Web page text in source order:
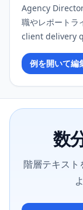
Agency
職やレポートラ
client delivery
例を開いて編
数
階層テキスト